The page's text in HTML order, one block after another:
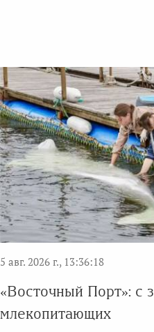
5 авг. 2026 г., 13:36:18
«Восточный Порт»: с
млекопитающих